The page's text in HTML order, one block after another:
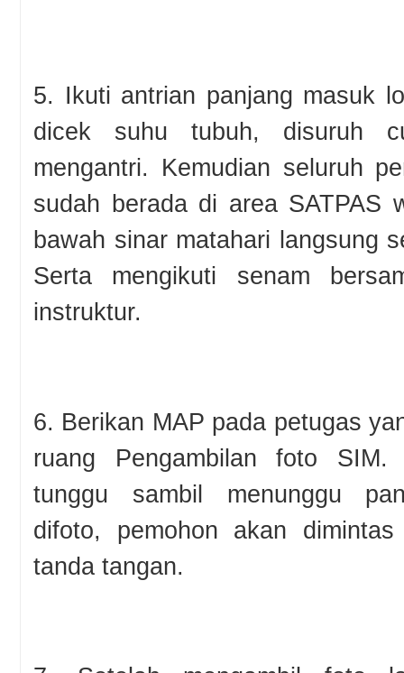
5. Ikuti antrian panjang masuk
dicek suhu tubuh, disuruh
mengantri. Kemudian seluruh
sudah berada di area SATPAS
bawah sinar matahari langsung
Serta mengikuti senam
instruktur.
6. Berikan MAP pada petugas
ruang Pengambilan foto
tunggu sambil menunggu
difoto, pemohon akan
tanda tangan.